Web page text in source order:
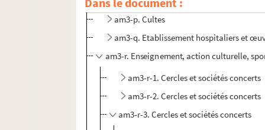
am3-p. Cultes
am3-q. Etablissement hospitaliers et
am3-r. Enseignement, action culturelle,
am3-r-1. Cercles et sociétés concerts
am3-r-2. Cercles et sociétés concerts
am3-r-3. Cercles et sociétés concerts